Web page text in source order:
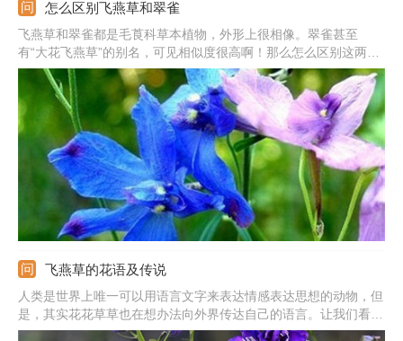
怎么区别飞燕草和翠雀
飞燕草和翠雀都是毛莨科草本植物，外形上很相像。翠雀甚至
有“大花飞燕草”的别名，可见相似度很高啊！那么怎么区别这两种
植物呢？
飞燕草的花语及传说
人类是世界上唯一可以用语言文字来表达情感表达思想的动物，但
是，其实花花草草也在想办法向外界传达自己的语言。让我们看看
飞燕草想要跟我们说些什么吧！